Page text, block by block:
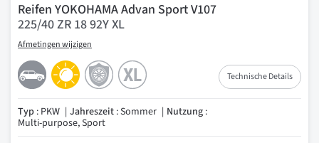
Reifen YOKOHAMA Advan Sport V107
225/40 ZR 18 92Y XL
Afmetingen wijzigen
Technische Details
Typ : PKW Jahreszeit : Sommer Nutzung :
Multi-purpose, Sport